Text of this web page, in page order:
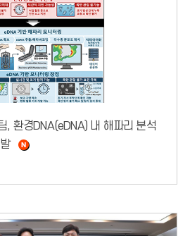
, 환경DNA(eDNA) 내 해파리 분석